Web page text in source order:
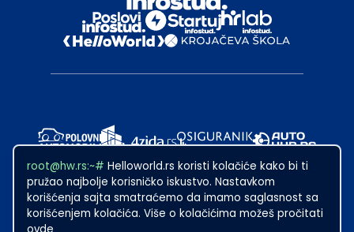
root@hw.rs:~# Helloworld.rs koristi kolačiće kako bi ti
pružao najbolje korisničko iskustvo. Nastavkom
korišćenja sajta smatraćemo da imamo saglasnost sa
korišćenjem kolačića. Više o kolačićima možeš pročitati